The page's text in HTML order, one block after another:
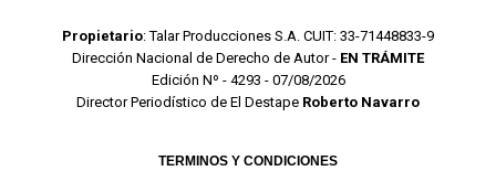
Propietario: Talar Producciones S.A. CUIT: 33-71448833-9
Dirección Nacional de Derecho de Autor - EN TRÁMITE
Edición Nº - 4293 - 07/08/2026
Director Periodístico de El Destape Roberto Navarro
TERMINOS Y CONDICIONES